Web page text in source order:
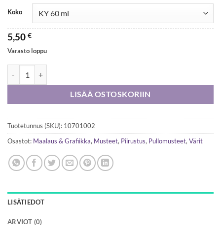
Koko
5,50 €
Varasto loppu
LISÄÄ OSTOSKORIIN
Tuotetunnus (SKU): 10701002
Osastot: Maalaus & Grafiikka, Musteet, Piirustus, Pullomusteet,Värit
LISÄTIEDOT
ARVIOT (0)